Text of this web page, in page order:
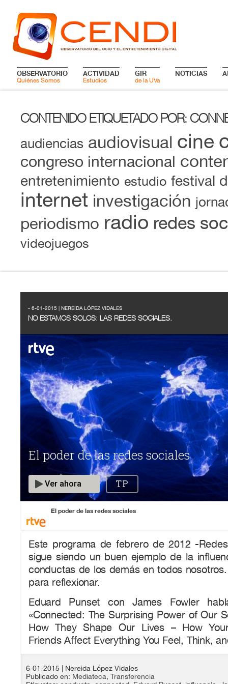
OBSERVATORIO
Quiénes Somos
ACTIVIDAD
Estudios
GIR
de la UVa
NOTICIAS
CONTENIDO ETIQUETADO POR:
audiencias audiovisual cine
congreso internacional
entretenimiento estudio festival
internet investigación
periodismo radio redes
videojuegos
- 6-01-2015 | NEREIDA LÓPEZ VIDALES
NO ESTAMOS SOLOS: LAS REDES SOCIALES.
El poder de las redes sociales
Este programa de febrero de 2012 -
sigue siendo un buen ejemplo de la
conductas de los demás en todos
para reflexionar.
Eduard Punset con James Fowler
«Connected: The Surprising Power of Our
How They Shape Our Lives – How Your
Friends Affect Everything You Feel, Think,
6-01-2015
| Nereida López Vidales
Publicado en: Mediateca, Transferencia